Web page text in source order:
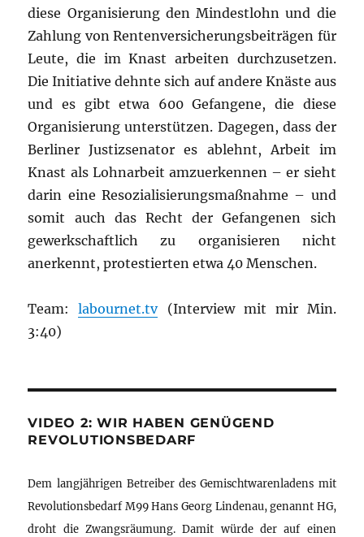
diese Organisierung den Mindestlohn und die
Zahlung von Rentenversicherungsbeiträgen für
Leute, die im Knast arbeiten durchzusetzen.
Die Initiative dehnte sich auf andere Knäste aus
und es gibt etwa 600 Gefangene, die diese
Organisierung unterstützen. Dagegen, dass der
Berliner Justizsenator es ablehnt, Arbeit im
Knast als Lohnarbeit amzuerkennen – er sieht
darin eine Resozialisierungsmaßnahme – und
somit auch das Recht der Gefangenen sich
gewerkschaftlich zu organisieren nicht
anerkennt, protestierten etwa 40 Menschen.
Team:labournet.tv(Interview mit mir Min.
3:40)
VIDEO 2: WIR HABEN GENÜGEND
REVOLUTIONSBEDARF
Dem langjährigen Betreiber des Gemischtwarenladens mit
Revolutionsbedarf M99 Hans Georg Lindenau, genannt HG,
droht die Zwangsräumung. Damit würde der auf einen